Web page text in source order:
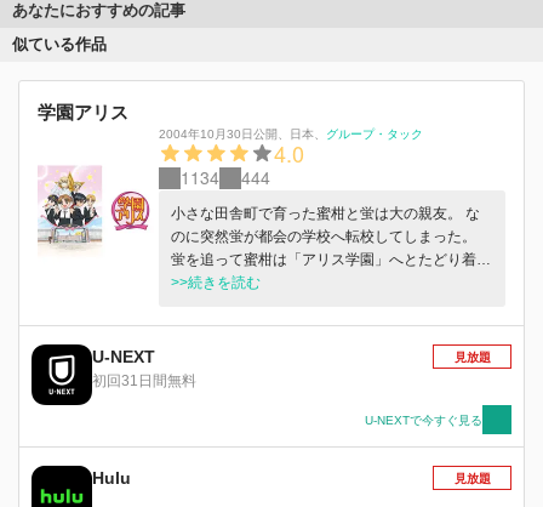
あなたにおすすめの記事
似ている作品
学園アリス
2004年10月30日公開 日本 グループ・タック
4.0
1134 444
小さな田舎町で育った蜜柑と蛍は大の親友。 な
のに突然蛍が都会の学校へ転校してしまった。
蛍を追って蜜柑は「アリス学園」へとたどり着
く。 しかしそこは不思議な力（アリス）の持ち
っぱい☆ファンタジースクールコメディ☆乞うご
>>続きを読む
U-NEXT
初回31日間無料
見放題
U-NEXTで今すぐ見る
Hulu 見放題